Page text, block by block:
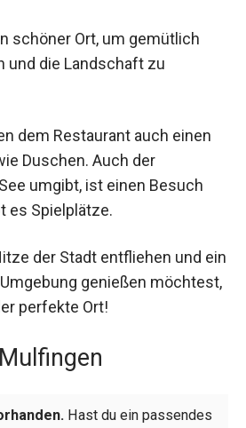
schöner Ort, um gemütlich
und die Landschaft zu
dem Restaurant auch einen
Duschen. Auch der
umgibt, ist einen Besuch
es Spielplätze.
der Stadt entfliehen und ein
genießen möchtest,
perfekte Ort!
Hast du ein passendes